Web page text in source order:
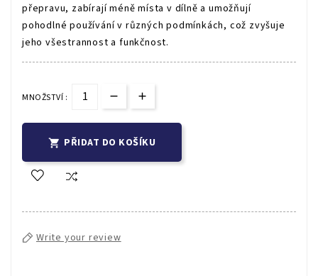
přepravu, zabírají méně místa v dílně a umožňují
pohodlné používání v různých podmínkách, což zvyšuje
jeho všestrannost a funkčnost.
MNOŽSTVÍ :
 PŘIDAT DO KOŠÍKU
Write your review